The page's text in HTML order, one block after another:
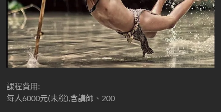
課程費用:
每人6000元(未稅),含講師、200